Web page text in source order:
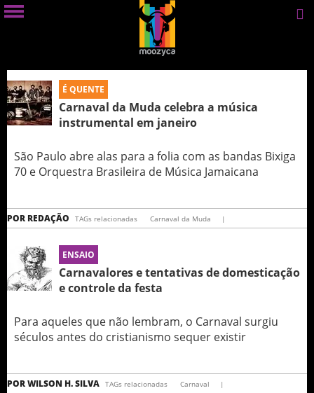
É QUENTE
Carnaval da Muda celebra a música
instrumental em janeiro
São Paulo abre alas para a folia com as bandas Bixiga
70 e Orquestra Brasileira de Música Jamaicana
POR REDAÇÃO TAGs relacionadas Carnaval da Muda |
ENSAIO
Carnavalores e tentativas de domesticação
e controle da festa
Para aqueles que não lembram, o Carnaval surgiu
séculos antes do cristianismo sequer existir
PORWILSON H. SILVA TAGs relacionadas Carnaval |